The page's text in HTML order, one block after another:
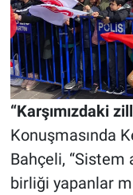
“Karşımızdaki
Konuşmasında
Bahçeli, “Sistem
birliği yapanlar